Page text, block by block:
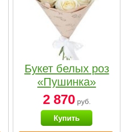
Букет белых роз
«Пушинка»
2 870руб.
Купить